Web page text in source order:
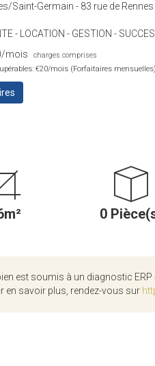
Saint-Germain - 83 rue de Rennes
- LOCATION - GESTION -
mois
charges comprises
€20/mois (Forfaitaires mensuelles)
0
est soumis à un diagnostic
en savoir plus, rendez-vous sur